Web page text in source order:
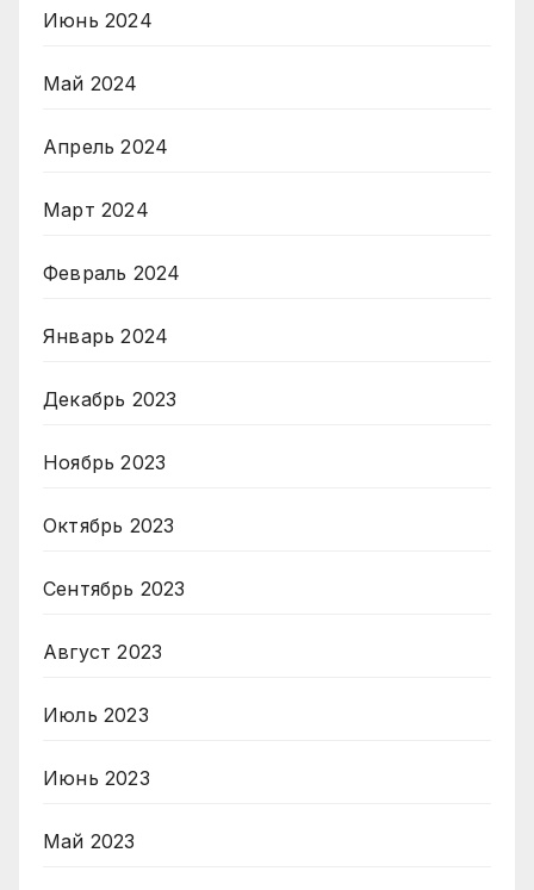
Июнь 2024
Май 2024
Апрель 2024
Март 2024
Февраль 2024
Январь 2024
Декабрь 2023
Ноябрь 2023
Октябрь 2023
Сентябрь 2023
Август 2023
Июль 2023
Июнь 2023
Май 2023